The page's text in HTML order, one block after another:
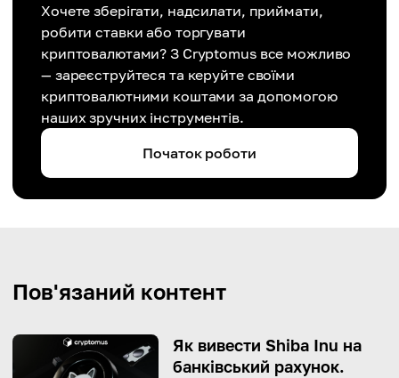
Хочете зберігати, надсилати, приймати,
робити ставки або торгувати
криптовалютами? З Cryptomus все можливо
— зареєструйтеся та керуйте своїми
криптовалютними коштами за допомогою
наших зручних інструментів.
Початок роботи
Пов'язаний контент
Як вивести Shiba Inu на
банківський рахунок.